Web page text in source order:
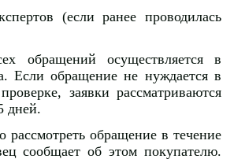
(если ранее проводилась
обращений осуществляется в
Если обращение не нуждается в
заявки рассматриваются
дней.
рассмотреть обращение в течение
сообщает об этом покупателю.